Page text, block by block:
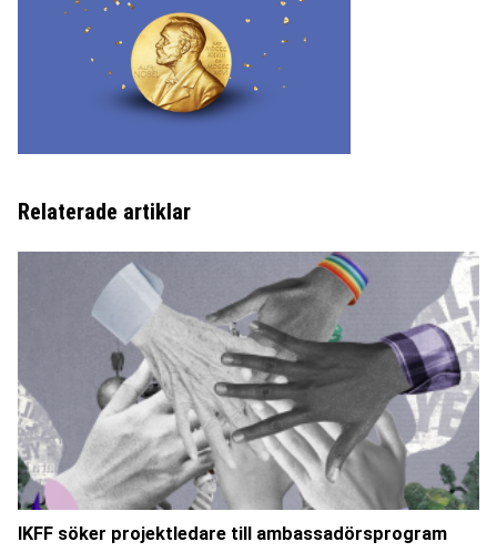
Relaterade artiklar
IKFF söker projektledare till ambassadörsprogram